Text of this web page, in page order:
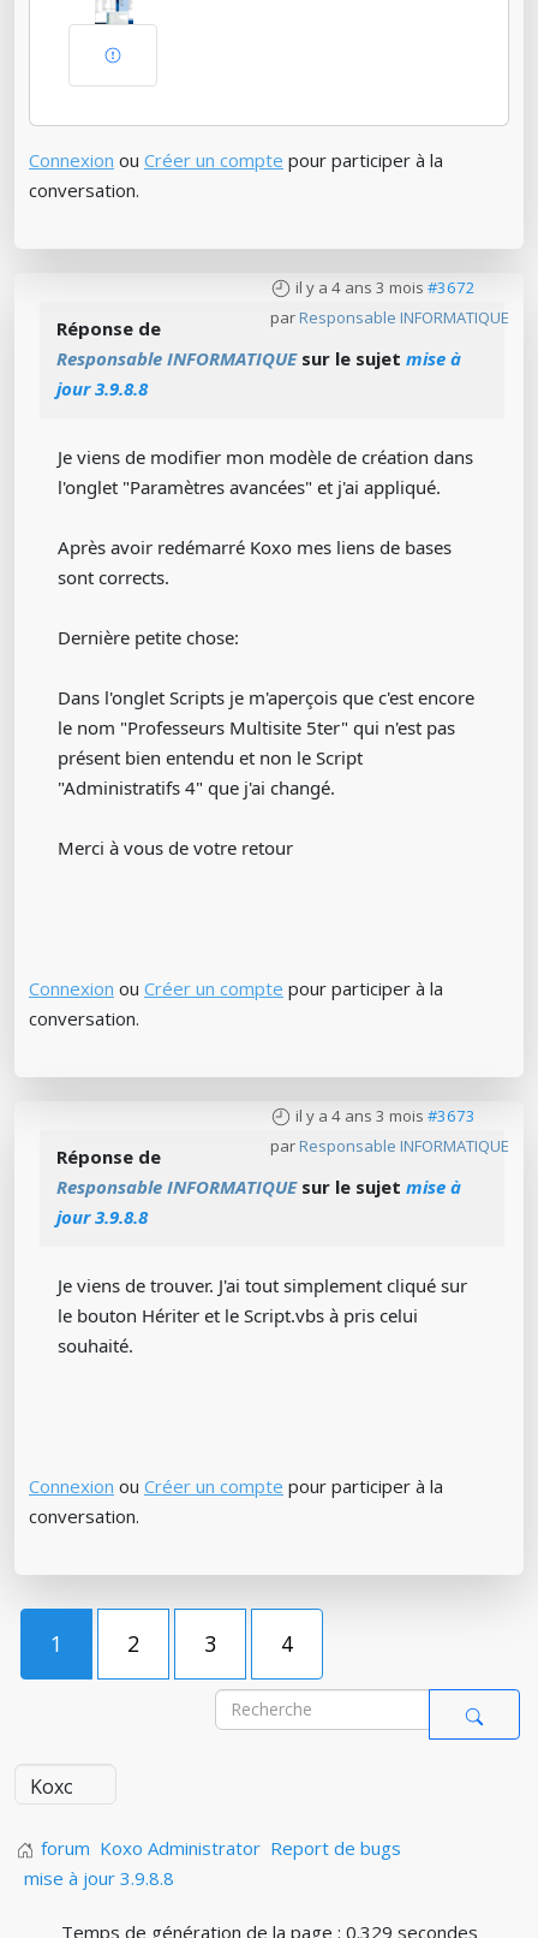
Connexion ou Créer un compte pour participer à la
conversation.
il y a 4 ans 3 mois #3672
par Responsable INFORMATIQUE
Réponse de
Responsable INFORMATIQUEsur le sujet mise à
jour 3.9.8.8
Je viens de modifier mon modèle de création dans
l'onglet "Paramètres avancées" et j'ai appliqué.
Après avoir redémarré Koxo mes liens de bases
sont corrects.
Dernière petite chose:
Dans l'onglet Scripts je m'aperçois que c'est encore
le nom "Professeurs Multisite 5ter" qui n'est pas
présent bien entendu et non le Script
"Administratifs 4" que j'ai changé.
Merci à vous de votre retour
Connexion ou Créer un compte pour participer à la
conversation.
il y a 4 ans 3 mois #3673
par Responsable INFORMATIQUE
Réponse de
Responsable INFORMATIQUEsur le sujet mise à
jour 3.9.8.8
Je viens de trouver. J'ai tout simplement cliqué sur
le bouton Hériter et le Script.vbs à pris celui
souhaité.
Connexion ou Créer un compte pour participer à la
conversation.
1 2 3 4
forum Koxo Administrator Report de bugs
mise à jour 3.9.8.8
Temps de génération de la page : 0.329 secondes